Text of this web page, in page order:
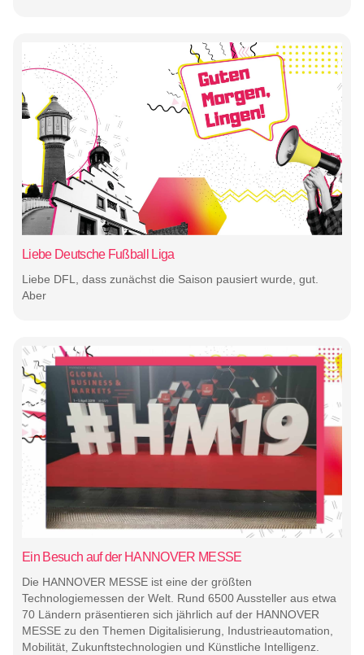
Liebe Deutsche Fußball Liga
Liebe DFL, dass zunächst die Saison pausiert wurde, gut.
Aber
Ein Besuch auf der HANNOVER MESSE
Die HANNOVER MESSE ist eine der größten
Technologiemessen der Welt. Rund 6500 Aussteller aus etwa
70 Ländern präsentieren sich jährlich auf der HANNOVER
MESSE zu den Themen Digitalisierung, Industrieautomation,
Mobilität, Zukunftstechnologien und Künstliche Intelligenz.